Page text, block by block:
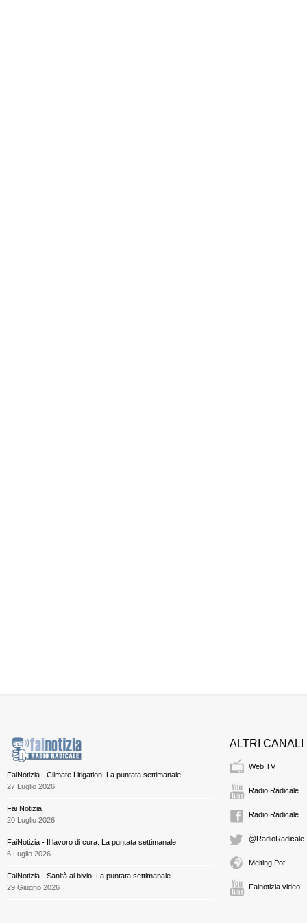
FaiNotizia - Climate Litigation. La puntata settimanale
27 Luglio 2026
Fai Notizia
20 Luglio 2026
FaiNotizia - Il lavoro di cura. La puntata settimanale
6 Luglio 2026
FaiNotizia - Sanità al bivio. La puntata settimanale
29 Giugno 2026
ALTRI CANALI
Web TV
Radio Radicale
Radio Radicale
@RadioRadicale
Melting Pot
Fainotizia video